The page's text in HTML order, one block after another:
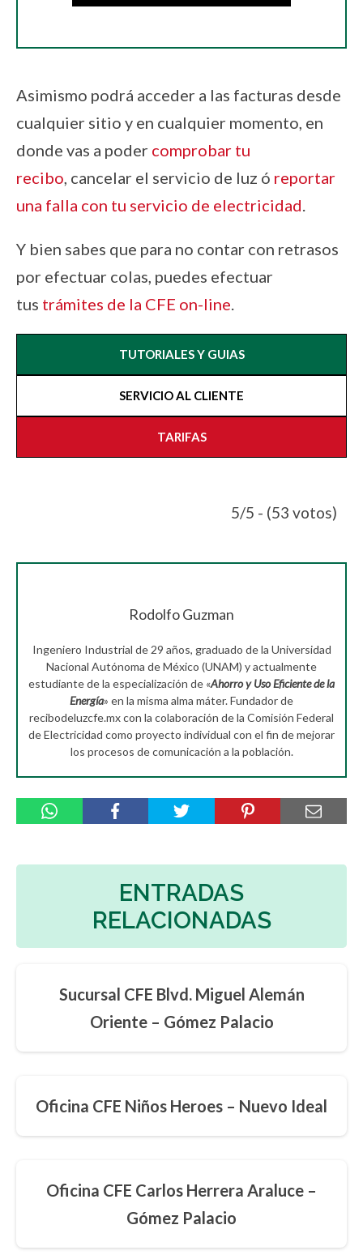
Asimismo podrá acceder a las facturas desde
cualquier sitio y en cualquier momento, en
donde vas a poder comprobar tu
recibo, cancelar el servicio de luz ó reportar
una falla con tu servicio de electricidad.
Y bien sabes que para no contar con retrasos
por efectuar colas, puedes efectuar
tus trámites de la CFE on-line.
TUTORIALES Y GUIAS
SERVICIO AL CLIENTE
TARIFAS
5/5 - (53 votos)
Rodolfo Guzman
Ingeniero Industrial de 29 años, graduado de la Universidad
Nacional Autónoma de México (UNAM) y actualmente
estudiante de la especialización de «Ahorro y Uso Eficiente de la
Energía» en la misma alma máter. Fundador de
recibodeluzcfe.mx con la colaboración de la Comisión Federal
de Electricidad como proyecto individual con el fin de mejorar
los procesos de comunicación a la población.
ENTRADAS
RELACIONADAS
Sucursal CFE Blvd. Miguel Alemán
Oriente – Gómez Palacio
Oficina CFE Niños Heroes – Nuevo Ideal
Oficina CFE Carlos Herrera Araluce –
Gómez Palacio